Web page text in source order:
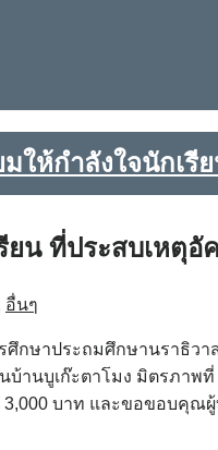
ห้กำลังใจนักเรี
น ที่ประสบเหตุอั
อื่นๆ
ศึกษาประถมศึกษานราธิ
านบูเก๊ะตาโมง มิตรภาพ
บาท และขอขอบคุ